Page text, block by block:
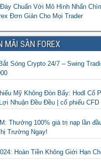
Chuẩn Với Mô Hình Nhấn
Đơn Giản Cho Mọi Trader
MÃI SÀN FOREX
Sóng Crypto 24/7 – Swing
Mỹ Không Đòn Bẩy: Hodl Cổ
Nhuận Đều Đều | cổ phiếu CFD
Thưởng 100% giá trị nạp lần
Trường Ngay!
Hoàn Tiền Không Giới Hạn